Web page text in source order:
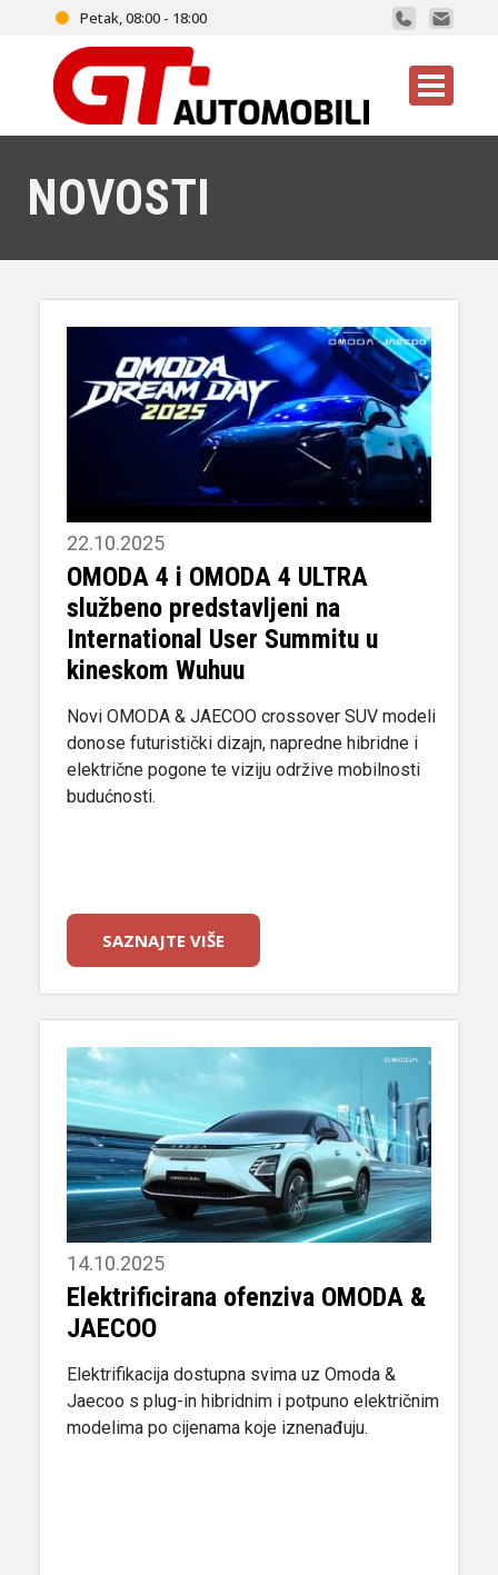
Petak, 08:00 - 18:00
NOVOSTI
22.10.2025
OMODA 4 i OMODA 4 ULTRA
službeno predstavljeni na
International User Summitu u
kineskom Wuhuu
Novi OMODA & JAECOO crossover SUV modeli
donose futuristički dizajn, napredne hibridne i
električne pogone te viziju održive mobilnosti
budućnosti.
SAZNAJTE VIŠE
14.10.2025
Elektrificirana ofenziva OMODA &
JAECOO
Elektrifikacija dostupna svima uz Omoda &
Jaecoo s plug-in hibridnim i potpuno električnim
modelima po cijenama koje iznenađuju.